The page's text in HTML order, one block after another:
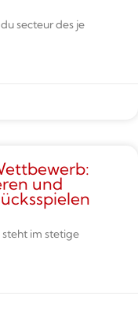
secteur des je
und
im stetige